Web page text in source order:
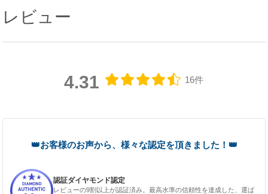
レビュー
4.31 16件
認証ダイヤモンド認定
レビューの9割以上が認証済み。最高水準の信頼性を達成した、選ば